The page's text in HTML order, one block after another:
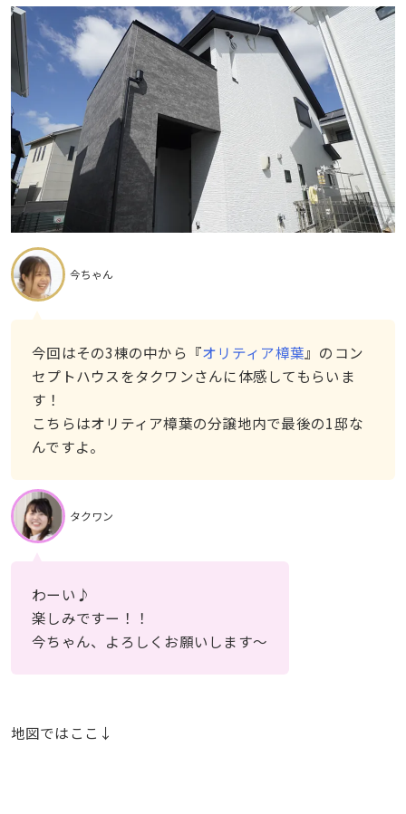
今ちゃん
今回はその3棟の中から『オリティア樟葉』のコン
セプトハウスをタクワンさんに体感してもらいま
す！
こちらはオリティア樟葉の分譲地内で最後の1邸な
んですよ。
タクワン
わーい♪
楽しみですー！！
今ちゃん、よろしくお願いします〜
地図ではここ↓